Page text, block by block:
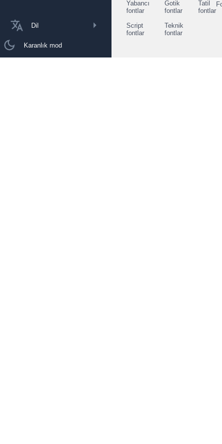
Dil
Karanlık mod
Yabancı
fontlar
Gotik
fontlar
Tatil
fontlar
Script
fontlar
Teknik
fontlar